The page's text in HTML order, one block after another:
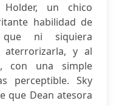
un chico
habilidad de
que ni siquiera
aterrorizarla, y al
con una simple
perceptible. Sky
que Dean atesora